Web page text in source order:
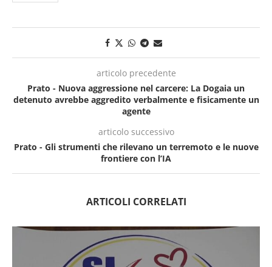
articolo precedente
Prato - Nuova aggressione nel carcere: La Dogaia un
detenuto avrebbe aggredito verbalmente e fisicamente un
agente
articolo successivo
Prato - Gli strumenti che rilevano un terremoto e le nuove
frontiere con l’IA
ARTICOLI CORRELATI